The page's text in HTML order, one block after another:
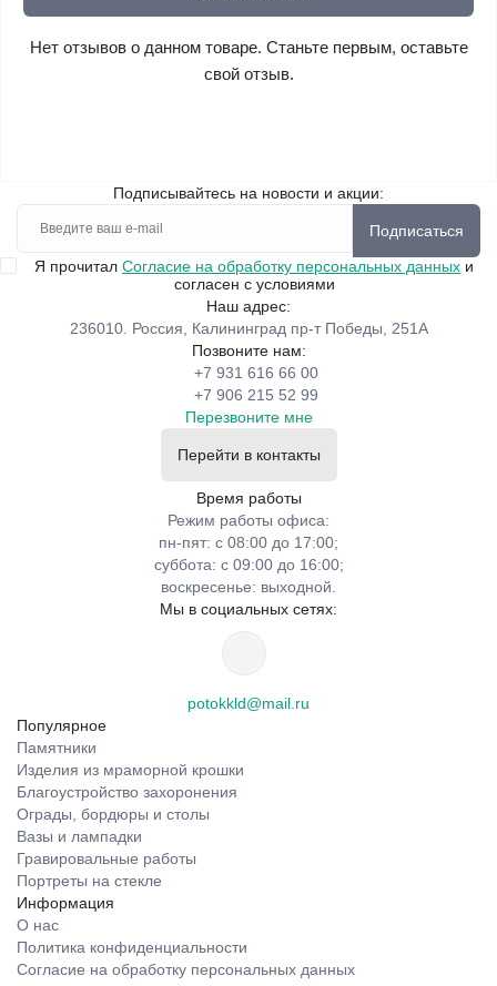
Нет отзывов о данном товаре. Станьте первым, оставьте
свой отзыв.
Подписывайтесь на новости и акции:
Подписаться
Я прочитал Согласие на обработку персональных данных и
согласен с условиями
Наш адрес:
236010. Россия, Калининград пр-т Победы, 251А
Позвоните нам:
+7 931 616 66 00
+7 906 215 52 99
Перезвоните мне
Перейти в контакты
Время работы
Режим работы офиса:
пн-пят: с 08:00 до 17:00;
суббота: с 09:00 до 16:00;
воскресенье: выходной.
Мы в социальных сетях:
potokkld@mail.ru
Популярное
Памятники
Изделия из мраморной крошки
Благоустройство захоронения
Ограды, бордюры и столы
Вазы и лампадки
Гравировальные работы
Портреты на стекле
Информация
О нас
Политика конфиденциальности
Согласие на обработку персональных данных